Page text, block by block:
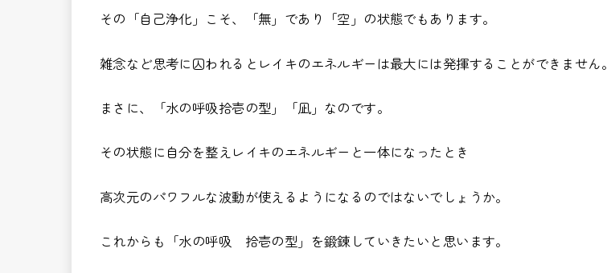
その「自己浄化」こそ、「無」であり「空」の状態でもあります。
雑念など思考に囚われるとレイキのエネルギーは最大には発揮することができません。
まさに、「水の呼吸拾壱の型」「凪」なのです。
その状態に自分を整えレイキのエネルギーと一体になったとき
高次元のパワフルな波動が使えるようになるのではないでしょうか。
これからも「水の呼吸 拾壱の型」を鍛錬していきたいと思います。